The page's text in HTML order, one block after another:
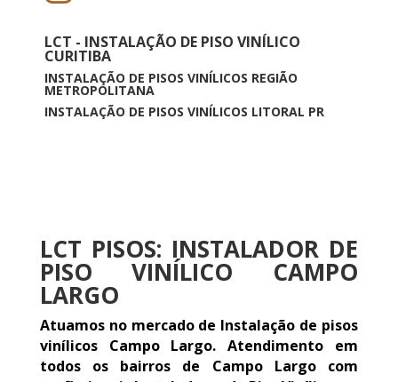
LCT - INSTALAÇÃO DE PISO VINÍLICO
CURITIBA
INSTALAÇÃO DE PISOS VINÍLICOS REGIÃO
METROPOLITANA
INSTALAÇÃO DE PISOS VINÍLICOS LITORAL PR
LCT PISOS: INSTALADOR DE
PISO VINÍLICO CAMPO
LARGO
Atuamos no mercado de Instalação de pisos
vinílicos Campo Largo. Atendimento em
todos os bairros de Campo Largo com